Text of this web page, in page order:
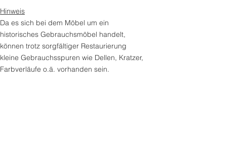
Hinweis
Da es sich bei dem Möbel um ein
historisches Gebrauchsmöbel handelt,
können trotz sorgfältiger Restaurierung
kleine Gebrauchsspuren wie Dellen, Kratzer,
Farbverläufe o.ä. vorhanden sein.